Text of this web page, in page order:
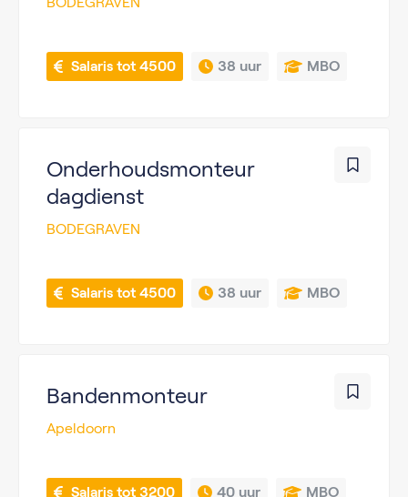
Salaris tot 4500 38 uur MBO
Onderhoudsmonteur
dagdienst
BODEGRAVEN
Salaris tot 4500 38 uur MBO
Bandenmonteur
Apeldoorn
Salaris tot 3200 40 uur MBO